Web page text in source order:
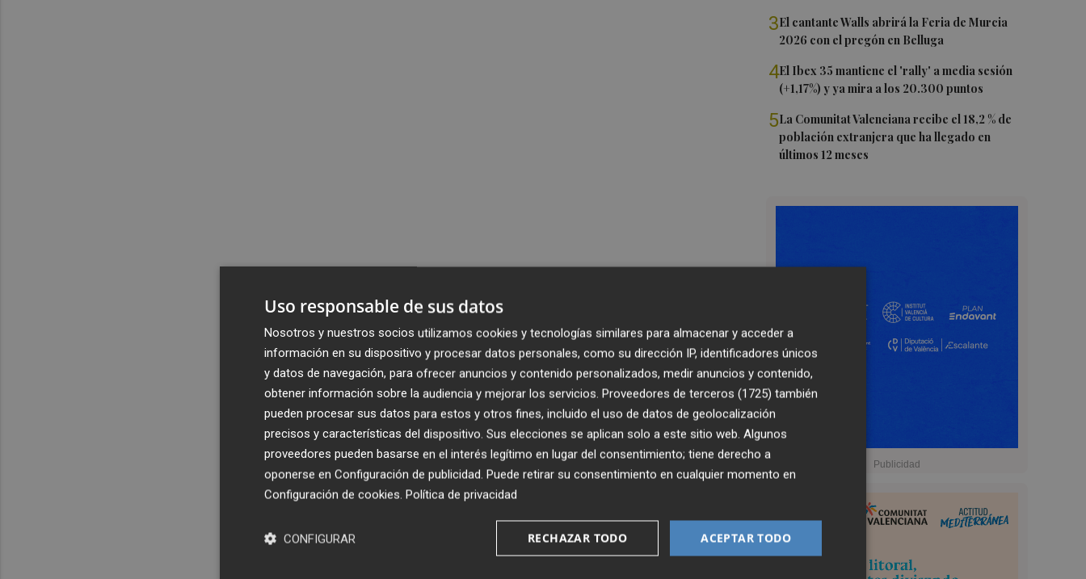
3El cantante Walls abrirá la Feria de Murcia
2026 con el pregón en Belluga
4El Ibex 35 mantiene el 'rally' a media sesión
(+1,17%) y ya mira a los 20.300 puntos
5La Comunitat Valenciana recibe el 18,2 % de
población extranjera que ha llegado en
últimos 12 meses
Uso responsable de sus datos
Nosotros y nuestros socios utilizamos cookies y tecnologías similares para almacenar y acceder a
información en su dispositivo y procesar datos personales, como su dirección IP, identificadores únicos
y datos de navegación, para ofrecer anuncios y contenido personalizados, medir anuncios y contenido,
obtener información sobre la audiencia y mejorar los servicios. Proveedores de terceros (1725) también
pueden procesar sus datos para estos y otros fines, incluido el uso de datos de geolocalización
precisos y características del dispositivo. Sus elecciones se aplican solo a este sitio web. Algunos
proveedores pueden basarse en el interés legítimo en lugar del consentimiento; tiene derecho a
oponerse en Configuración de publicidad. Puede retirar su consentimiento en cualquier momento en
Configuración de cookies. Política de privacidad
ACEPTAR TODO
RECHAZAR TODO
CONFIGURAR